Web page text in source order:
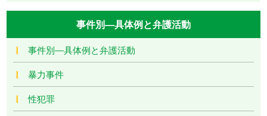
事件別―具体例と弁護活動
事件別―具体例と弁護活動
暴力事件
性犯罪